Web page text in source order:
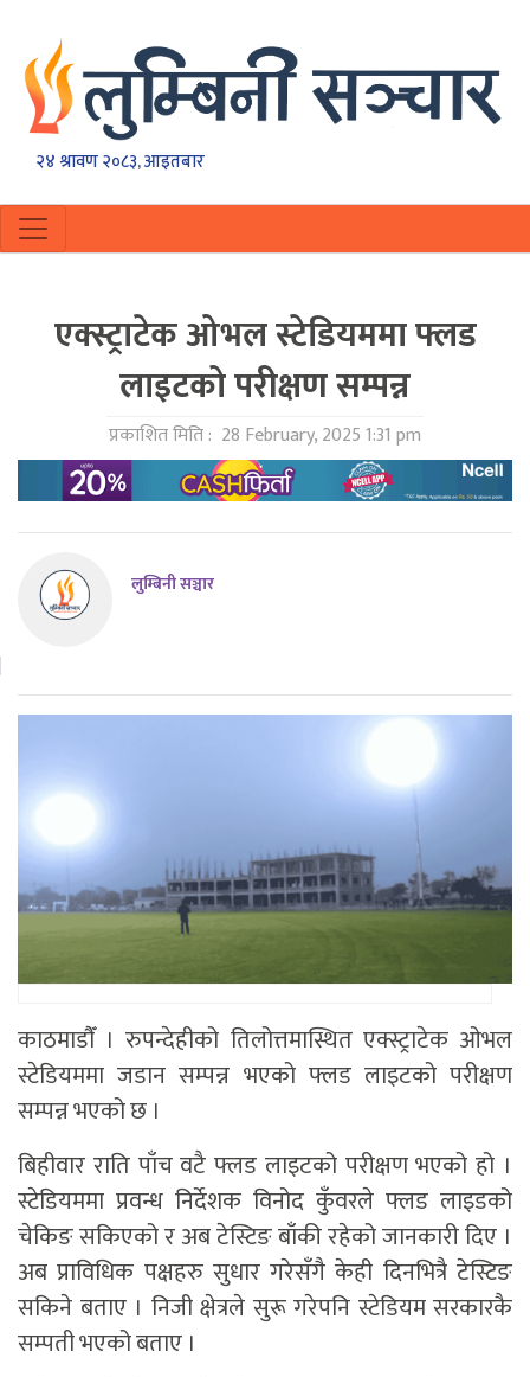
२४ श्रावण २०८३, आइतबार
एक्स्ट्राटेक ओभल स्टेडियममा फ्लड
लाइटको परीक्षण सम्पन्न
प्रकाशित मिति : 28 February, 2025 1:31 pm
लुम्बिनी सञ्चार
काठमाडाैँ । रुपन्देहीको तिलोत्तमास्थित एक्स्ट्राटेक ओभल
स्टेडियममा जडान सम्पन्न भएको फ्लड लाइटको परीक्षण
सम्पन्न भएको छ ।
बिहीवार राति पाँच वटै फ्लड लाइटको परीक्षण भएको हो ।
स्टेडियममा प्रवन्ध निर्देशक विनोद कुँवरले फ्लड लाइडको
चेकिङ सकिएको र अब टेस्टिङ बाँकी रहेको जानकारी दिए ।
अब प्राविधिक पक्षहरु सुधार गरेसँगै केही दिनभित्रै टेस्टिङ
सकिने बताए । निजी क्षेत्रले सुरू गरेपनि स्टेडियम सरकारकै
सम्पती भएको बताए ।